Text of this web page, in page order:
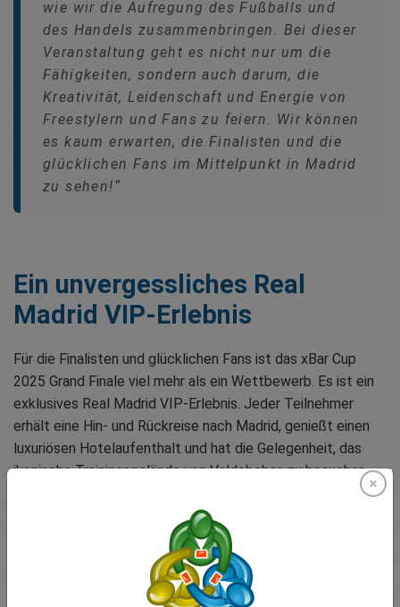
wie wir die Aufregung des Fußballs und
des Handels zusammenbringen. Bei dieser
Veranstaltung geht es nicht nur um die
Fähigkeiten, sondern auch darum, die
Kreativität, Leidenschaft und Energie von
Freestylern und Fans zu feiern. Wir können
es kaum erwarten, die Finalisten und die
glücklichen Fans im Mittelpunkt in Madrid
zu sehen!“
Ein unvergessliches Real
Madrid VIP-Erlebnis
Für die Finalisten und glücklichen Fans ist das xBar Cup
2025 Grand Finale viel mehr als ein Wettbewerb. Es ist ein
exklusives Real Madrid VIP-Erlebnis. Jeder Teilnehmer
erhält eine Hin- und Rückreise nach Madrid, genießt einen
luxuriösen Hotelaufenthalt und hat die Gelegenheit, das
ikonische Trainingsgelände von Valdebebas zu besuchen,
Wer wird den xBar Cup 2025
Titel gewinnen?